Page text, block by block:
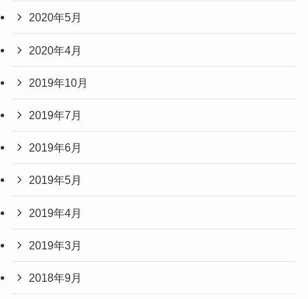
2020年5月
2020年4月
2019年10月
2019年7月
2019年6月
2019年5月
2019年4月
2019年3月
2018年9月